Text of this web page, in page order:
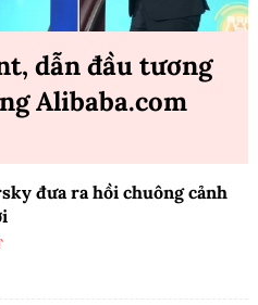
dẫn đầu tương
Alibaba.com
đưa ra hồi chuông cảnh